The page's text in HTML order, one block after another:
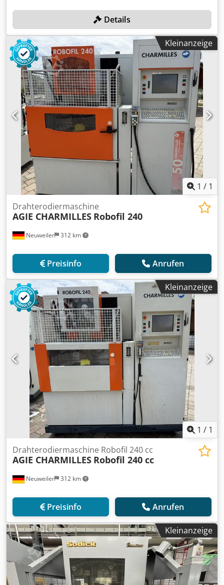
Details
Kleinanzeige
1 / 1
Neuweiler 312 km
Drahterodiermaschine
AGIE CHARMILLES Robofil 240
Preisinfo Anrufen
Kleinanzeige
1 / 1
Neuweiler 312 km
Drahterodiermaschine Robofil 240 cc
AGIE CHARMILLES Robofil 240 cc
Preisinfo Anrufen
Kleinanzeige